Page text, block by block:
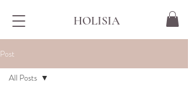
HOLISIA
Post
All Posts